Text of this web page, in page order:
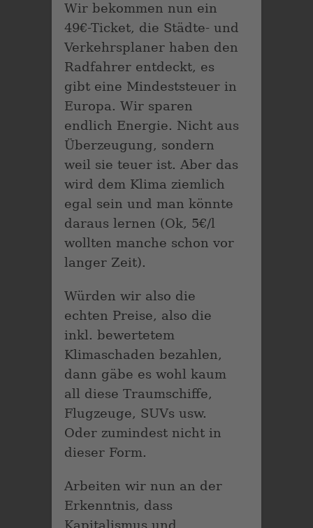
Wir bekommen nun ein
49€-Ticket, die Städte- und
Verkehrsplaner haben den
Radfahrer entdeckt, es
gibt eine Mindeststeuer in
Europa. Wir sparen
endlich Energie. Nicht aus
Überzeugung, sondern
weil sie teuer ist. Aber das
wird dem Klima ziemlich
egal sein und man könnte
daraus lernen (Ok, 5€/l
wollten manche schon vor
langer Zeit).
Würden wir also die
echten Preise, also die
inkl. bewertetem
Klimaschaden bezahlen,
dann gäbe es wohl kaum
all diese Traumschiffe,
Flugzeuge, SUVs usw.
Oder zumindest nicht in
dieser Form.
Arbeiten wir nun an der
Erkenntnis, dass
Kapitalismus und